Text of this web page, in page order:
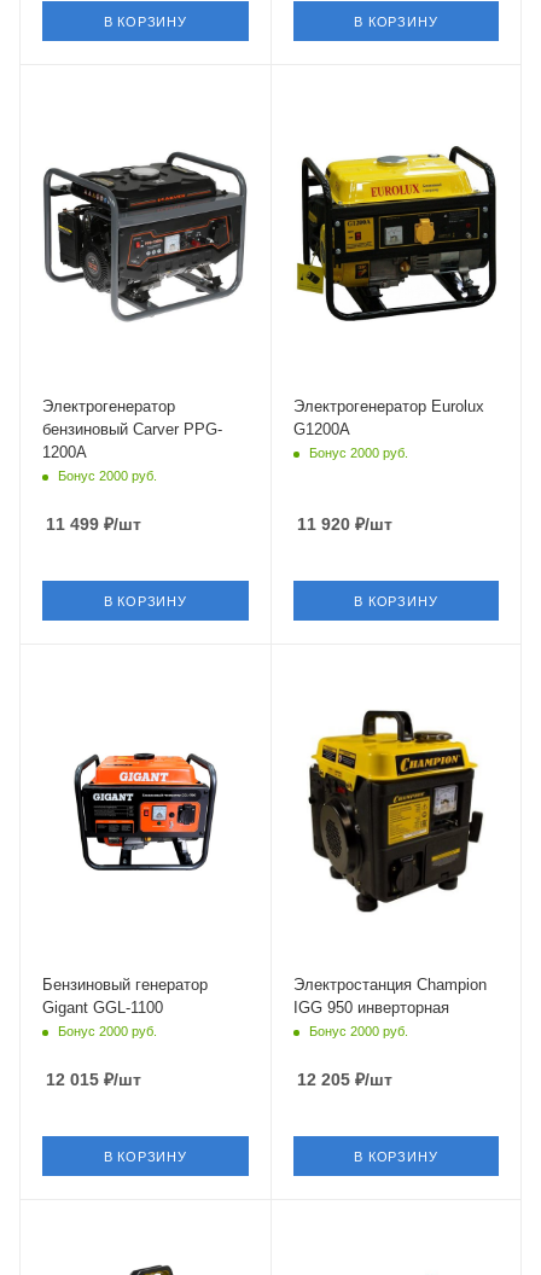
В КОРЗИНУ В КОРЗИНУ
50 Гц
Электрогенератор
бензиновый Carver PPG-
1200А
Бонус 2000 руб.
11 499 ₽/шт
В КОРЗИНУ
Электрогенератор Eurolux
G1200A
Бонус 2000 руб.
11 920₽/шт
В КОРЗИНУ
Бензиновый генератор
Gigant GGL-1100
Бонус 2000 руб.
12 015 ₽/шт
В КОРЗИНУ
Электростанция Champion
IGG 950 инверторная
Бонус 2000 руб.
12 205₽/шт
В КОРЗИНУ